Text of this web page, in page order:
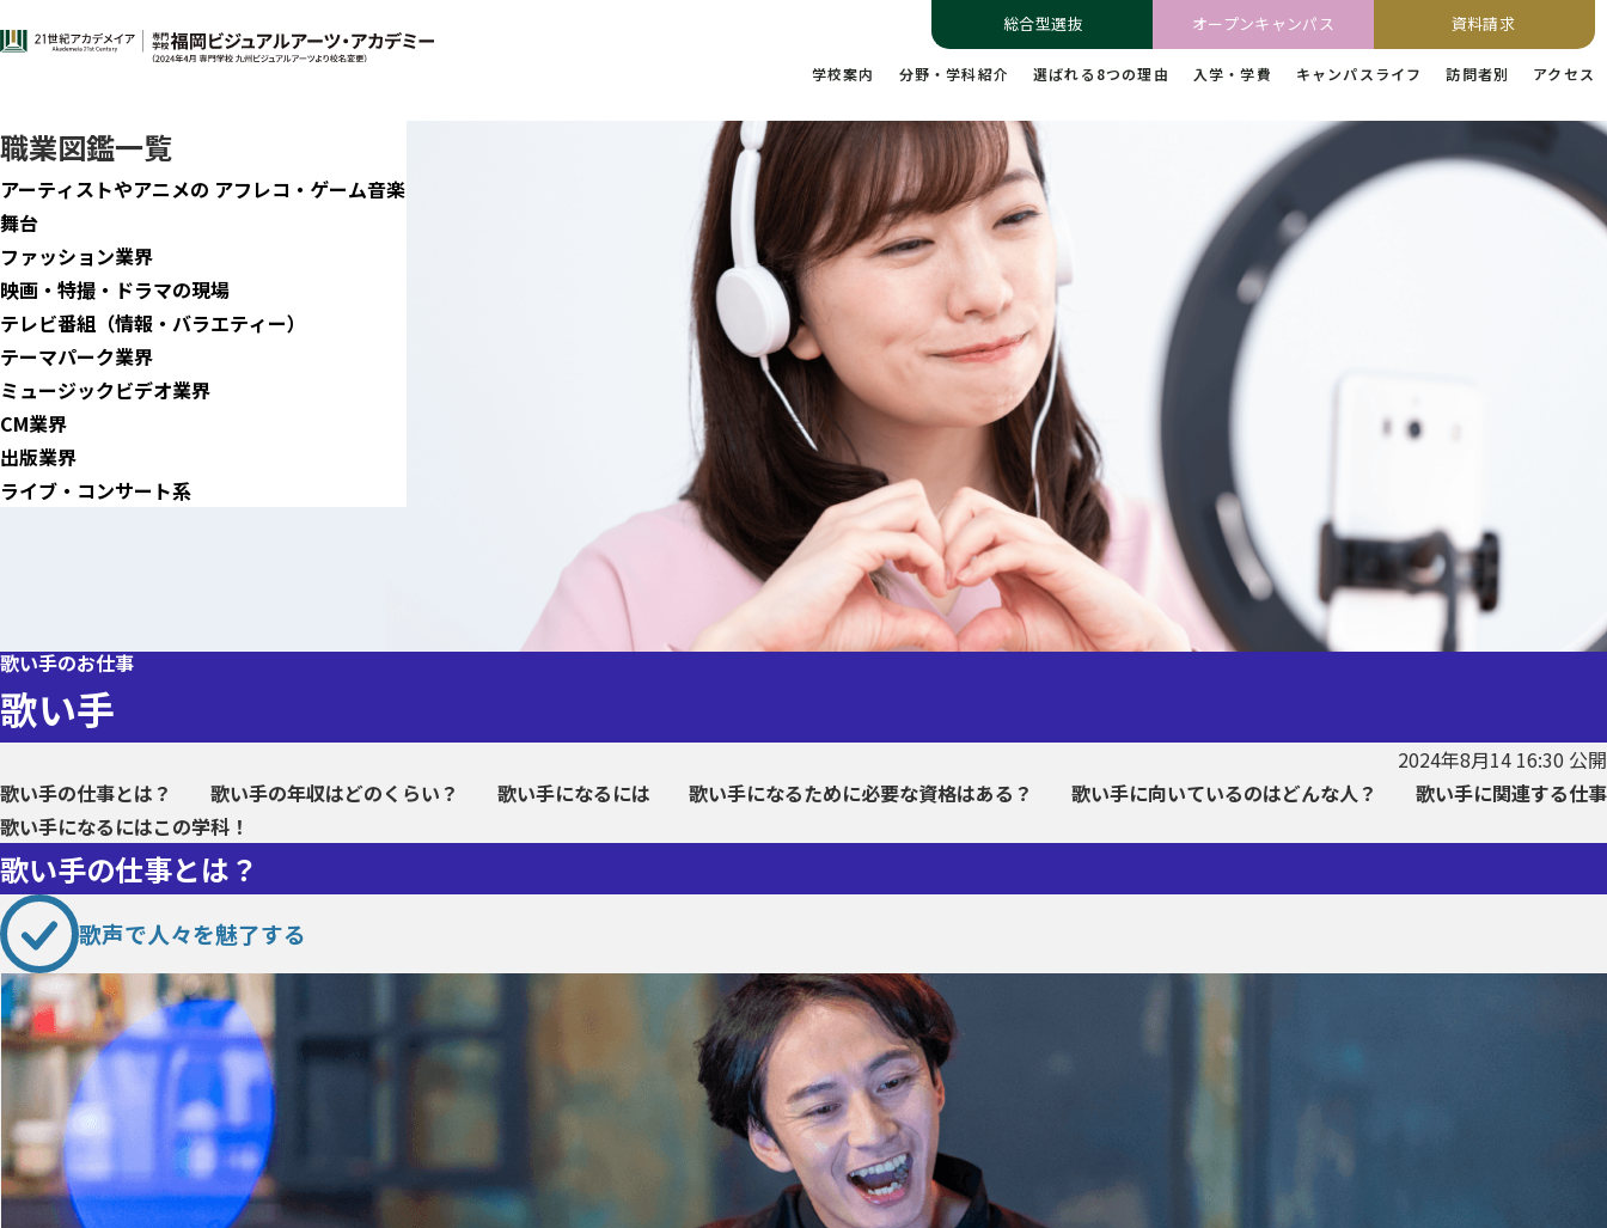
総合型選抜 オープンキャンパス 資料請求
学校案内 分野・学科紹介 選ばれる8つの理由 入学・学費 キャンパスライフ 訪問者別 アクセス
職業図鑑一覧
アーティストやアニメの アフレコ・ゲーム音楽
舞台
ファッション業界
映画・特撮・ドラマの現場
テレビ番組（情報・バラエティー）
テーマパーク業界
ミュージックビデオ業界
CM業界
出版業界
ライブ・コンサート系
職業図鑑 歌い手
歌い手のお仕事
歌い手
2024年8月14 16:30 公開
歌い手の仕事とは？
歌い手の年収はどのくらい？ 歌い手になるには 歌い手になるために必要な資格はある？ 歌い手に向いているのはどんな人？
歌い手に関連する仕事
歌い手になるにはこの学科！
歌い手の仕事とは？
歌声で人々を魅了する